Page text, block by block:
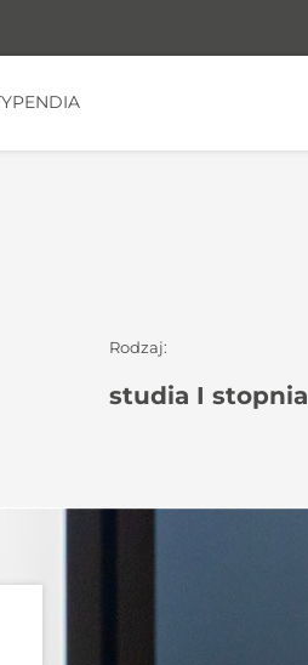
Rodzaj:
studia I stopnia